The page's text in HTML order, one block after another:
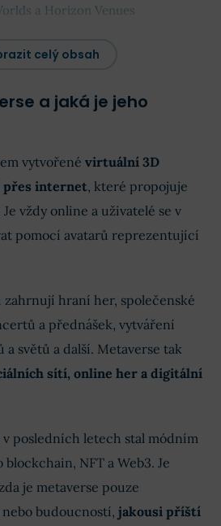
a Horizon Venues
metaversů
od metaverse?
celý obsah
a jaká je jeho
vytvořené virtuální 3D
internet, které propojuje
vždy online a uživatelé se v
pomocí avatarů reprezentující
zahrnují hraní her, společenské
a přednášek, vytváření
světů a další. Metaverse tak
sítí, online her a digitální
v posledních letech stal módním
NFT a Web3. Je
je metaverse pouze
budoucností, jakousi příští